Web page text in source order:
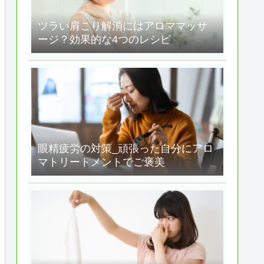
ツラい肩こり解消にはアロママッサ
ージ？効果的な4つのレシピ
眼精疲労の対策_頑張った自分にアロ
マトリートメントでご褒美